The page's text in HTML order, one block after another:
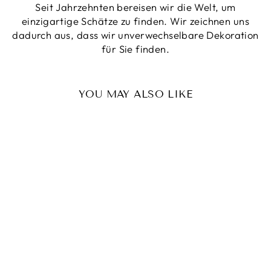
Seit Jahrzehnten bereisen wir die Welt, um
einzigartige Schätze zu finden. Wir zeichnen uns
dadurch aus, dass wir unverwechselbare Dekoration
für Sie finden.
YOU MAY ALSO LIKE